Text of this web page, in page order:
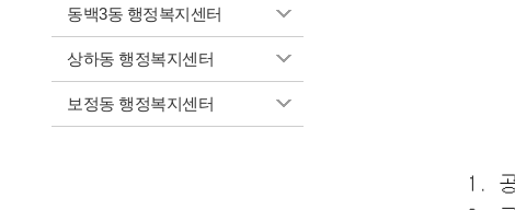
동백3동 행정복지센터
상하동 행정복지센터
보정동 행정복지센터